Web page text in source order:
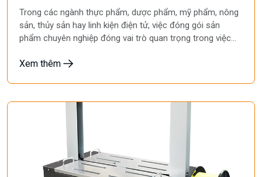
Trong các ngành thực phẩm, dược phẩm, mỹ phẩm, nông
sản, thủy sản hay linh kiện điện tử, việc đóng gói sản
phẩm chuyên nghiệp đóng vai trò quan trọng trong việc
Chính vì vậy, máy hàn miệng túi liên tục TPHCM đang
Xem thêm